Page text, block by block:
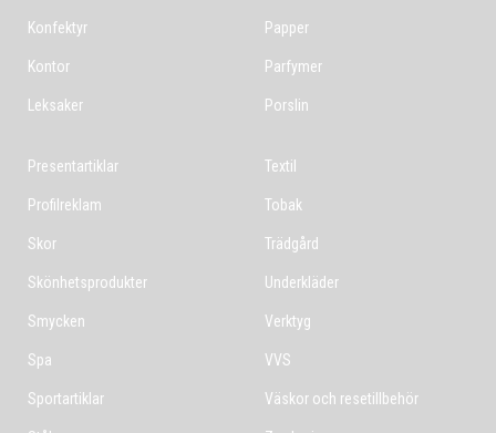
Konfektyr
Kontor
Leksaker
Papper
Parfymer
Porslin
Presentartiklar
Profilreklam
Skor
Skönhetsprodukter
Smycken
Spa
Sportartiklar
Textil
Tobak
Trädgård
Underkläder
Verktyg
VVS
Väskor och resetillbehör